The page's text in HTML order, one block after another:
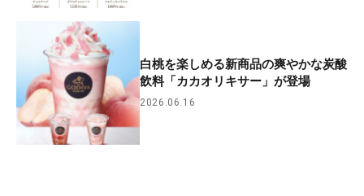
白桃を楽しめる新商品の爽やかな炭酸
飲料「カカオリキサー」が登場
2026.06.16